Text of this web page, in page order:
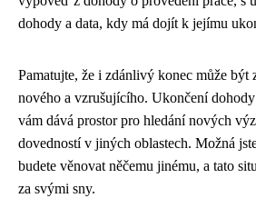
dohody a data, kdy má dojít k jejímu
Pamatujte, že i zdánlivý konec může být
nového a vzrušujícího. Ukončení
vám dává prostor pro hledání nových
dovedností v jiných oblastech. Možná
budete věnovat něčemu jinému, a tato
za svými sny.